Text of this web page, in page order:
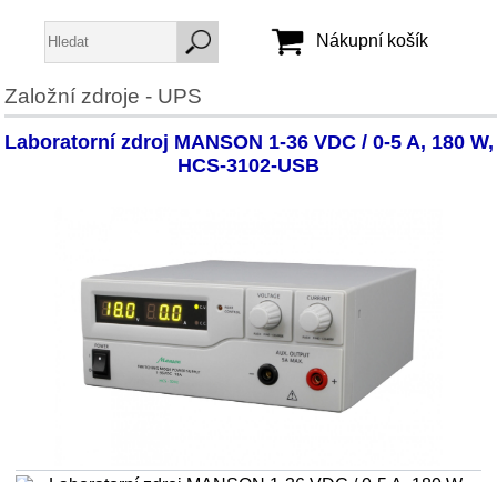
Jméno:
Heslo:
Zapomenuté heslo
Nákupní košík
Založní zdroje - UPS
Laboratorní zdroj MANSON 1-36 VDC / 0-5 A, 180 W,
HCS-3102-USB